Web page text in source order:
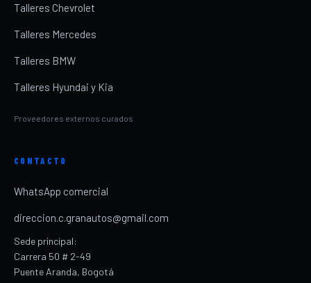
Talleres Chevrolet
Talleres Mercedes
Talleres BMW
Talleres Hyundai y Kia
Proveedores externos curados
CONTACTO
WhatsApp comercial
direccion.c.granautos@gmail.com
Sede principal:
Carrera 50 # 2-49
Puente Aranda, Bogotá